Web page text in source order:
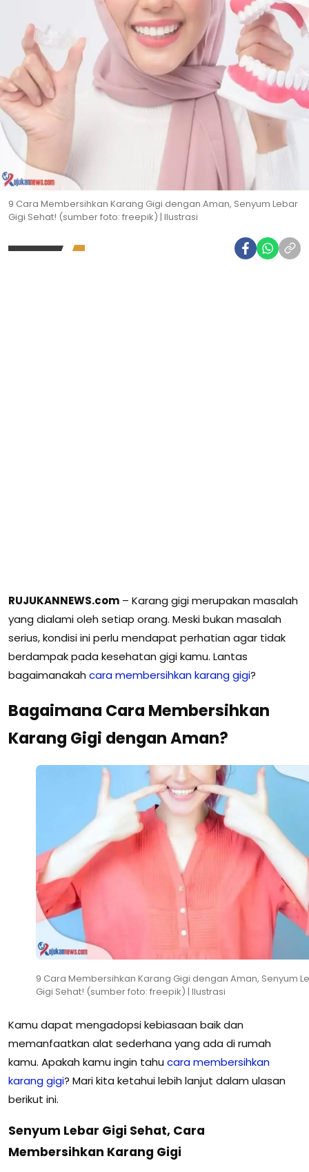
9 Cara Membersihkan Karang Gigi dengan Aman, Senyum Lebar
Gigi Sehat! (sumber foto: freepik) | Ilustrasi
RUJUKANNEWS.com – Karang gigi merupakan masalah
yang dialami oleh setiap orang. Meski bukan masalah
serius, kondisi ini perlu mendapat perhatian agar tidak
berdampak pada kesehatan gigi kamu. Lantas
bagaimanakah cara membersihkan karang gigi?
Bagaimana Cara Membersihkan
Karang Gigi dengan Aman?
9 Cara Membersihkan Karang Gigi dengan Aman, Senyum
Gigi Sehat! (sumber foto: freepik) | Ilustrasi
Kamu dapat mengadopsi kebiasaan baik dan
memanfaatkan alat sederhana yang ada di rumah
kamu. Apakah kamu ingin tahu cara membersihkan
karang gigi? Mari kita ketahui lebih lanjut dalam ulasan
berikut ini.
Senyum Lebar Gigi Sehat, Cara
Membersihkan Karang Gigi